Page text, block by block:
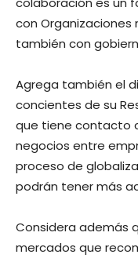
con Organizaciones
también con
Agrega también el
concientes de su
que tiene contacto
negocios entre
proceso de
podrán tener más
Considera además
mercados que